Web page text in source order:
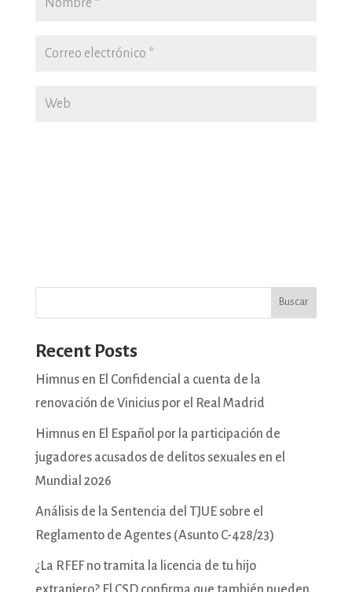
Buscar
Recent Posts
Himnus en El Confidencial a cuenta de la
renovación de Vinicius por el Real Madrid
Himnus en El Español por la participación de
jugadores acusados de delitos sexuales en el
Mundial 2026
Análisis de la Sentencia del TJUE sobre el
Reglamento de Agentes (Asunto C-428/23)
¿La RFEF no tramita la licencia de tu hijo